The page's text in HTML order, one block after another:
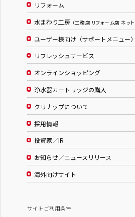
リフォーム
水まわり工房 （工務店 リフォーム店 ネット
ユーザー様向け（サポートメニュー）
リフレッシュサービス
オンラインショッピング
浄水器カートリッジの購入
クリナップについて
採用情報
投資家／IR
お知らせ／ニュースリリース
海外向けサイト
サイトご利用条件